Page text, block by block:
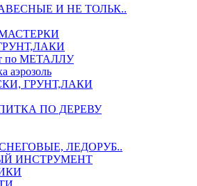
И НЕ ТОЛЬК..
по МЕТАЛЛУ
аэрозоль
ГРУНТ,ЛАКИ
ПО ДЕРЕВУ
ЛЕДОРУБ..
ИНСТРУМЕНТ